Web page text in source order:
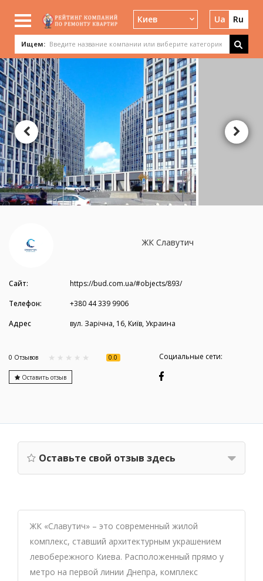
Киев Ua Ru
Ищем:
ЖК Славутич
Сайт:
https://bud.com.ua/#objects/893/
Телефон:
+380 44 339 9906
Адрес
вул. Зарічна, 16, Київ, Украина
0 Отзывов 0.0
Оставить отзыв
Социальные сети:
Оставьте свой отзыв здесь
ЖК «Славутич» – это современный жилой
комплекс, ставший архитектурным украшением
левобережного Киева. Расположенный прямо у
метро на первой линии Днепра, комплекс